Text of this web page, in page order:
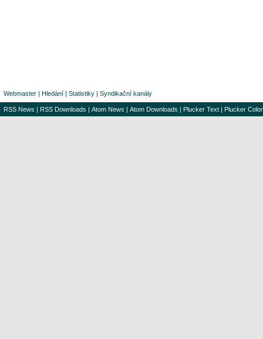
Webmaster | Hledání | Statistiky | Syndikační kanály
RSS News | RSS Downloads | Atom News | Atom Downloads | Plucker Text | Plucker Color